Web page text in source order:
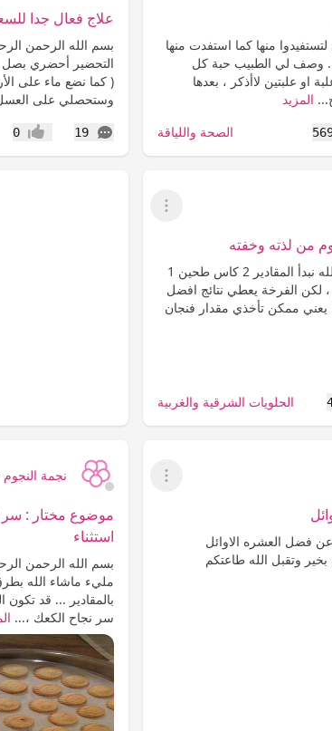
منها كما استفدت منها
وصف لي الطبيب حبة كل
علبتين لاأذكر ، بعدها
المزيد
الصحة واللياقة
علاج فعال جدا
بسم الله الرحمن
التحضير أحضري بصل
وستحصلي على
19
التعليقات إعجاب0
عرض القائمة
من لذته وخفته
القطايف ماشاء الله لاقوة الا بالله ... باسم الله نبدأ المقادير 2 كاس طحين 1
لكن الفرخة يعطي نتائج افضل
بس ، يعني ممكن تأخذي مقدار فنجان
الحلويات الشرقية والغربية
عرض القائمة
فضل العشره الاوائل
نجمة النجوم
موضوع مختار : سر
استثناء
بسم الله الرحمن
مليء ماشاء الله
بالمقادير ... قد تكون
سر نجاح الكعك ،...